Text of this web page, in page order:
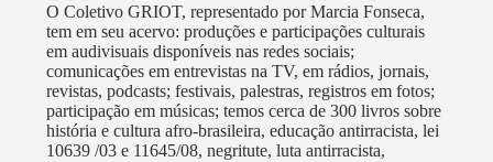
O Coletivo GRIOT, representado por Marcia Fonseca,
tem em seu acervo: produções e participações culturais
em audivisuais disponíveis nas redes sociais;
comunicações em entrevistas na TV, em rádios, jornais,
revistas, podcasts; festivais, palestras, registros em fotos;
participação em músicas; temos cerca de 300 livros sobre
história e cultura afro-brasileira, educação antirracista, lei
10639 /03 e 11645/08, negritute, luta antirracista,